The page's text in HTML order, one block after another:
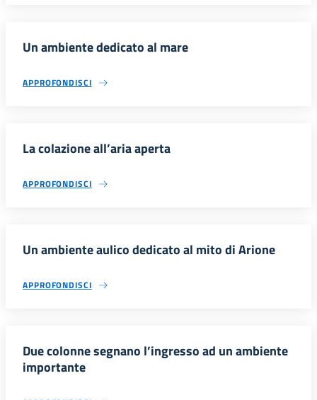
Un ambiente dedicato al mare
APPROFONDISCI
La colazione all’aria aperta
APPROFONDISCI
Un ambiente aulico dedicato al mito di Arione
APPROFONDISCI
Due colonne segnano l’ingresso ad un ambiente
importante